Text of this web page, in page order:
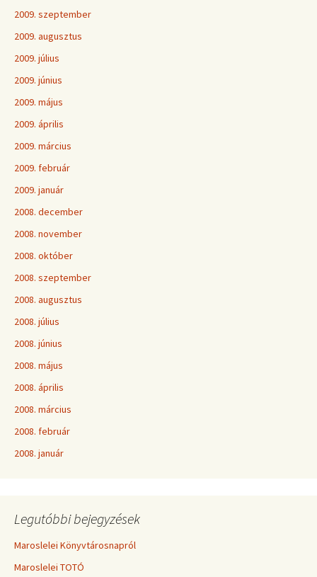
2009. szeptember
2009. augusztus
2009. július
2009. június
2009. május
2009. április
2009. március
2009. február
2009. január
2008. december
2008. november
2008. október
2008. szeptember
2008. augusztus
2008. július
2008. június
2008. május
2008. április
2008. március
2008. február
2008. január
Legutóbbi bejegyzések
Maroslelei Könyvtárosnapról
Maroslelei TOTÓ